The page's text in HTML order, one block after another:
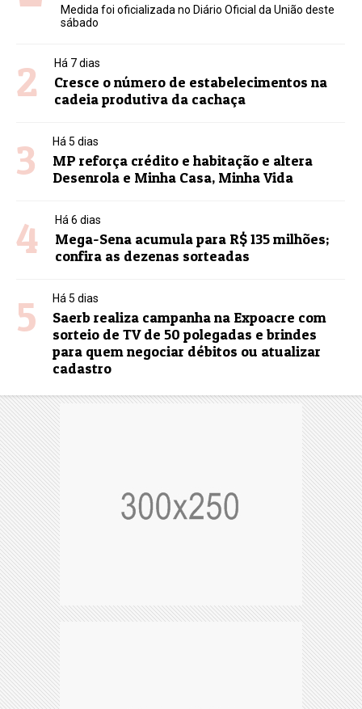
Medida foi oficializada no Diário Oficial da União deste
sábado
2 Há 7 dias
Cresce o número de estabelecimentos na
cadeia produtiva da cachaça
3 Há 5 dias
MP reforça crédito e habitação e altera
Desenrola e Minha Casa, Minha Vida
4 Há 6 dias
Mega-Sena acumula para R$ 135 milhões;
confira as dezenas sorteadas
5 Há 5 dias
Saerb realiza campanha na Expoacre com
sorteio de TV de 50 polegadas e brindes
para quem negociar débitos ou atualizar
cadastro